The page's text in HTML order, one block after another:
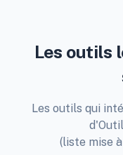
Les outils
Les outils qui
(liste mise